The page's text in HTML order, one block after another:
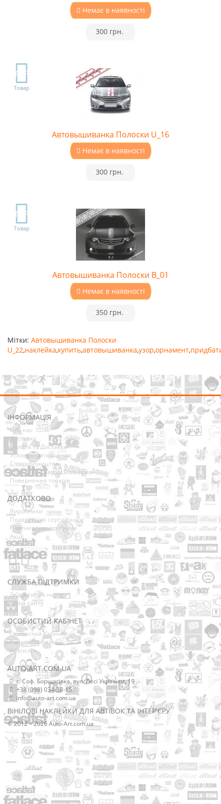
Немає в наявності
300 грн.
TOP
Товар
Автовышиванка Полоски U_16
Немає в наявності
300 грн.
TOP
Товар
Автовышиванка Полоски B_01
Немає в наявності
350 грн.
Мітки: Автовышиванка Полоски
U_22,наклейка,купить,автовышиванка,узор,орнамент,
ІНФОРМАЦІЯ
Про нас
Доставка
Оплата та Доставка
Условия соглашения
Співробітництво
Володарям авторських прав
Повернення товарів
ДОДАТКОВО
Виробники
Подарункові сертифікати
Партнерська програма
Акції
СЛУЖБА ПІДТРИМКИ
Зв’язатися з нами
Мапа сайту
ОСОБИСТИЙ КАБІНЕТ
Особистий Кабінет
Історія замовлень
Розсилка
AUTO-ART.COM.UA
с. Соф. Борщагівка, вул. Лесі Українки, 19
+38 (098) 034-38-15
info@auto-art.com.ua
ВІНІЛОВІ НАКЛЕЙКИ ДЛЯ АВТІВОК ТА ІНТЕР'ЄРУ
© 2012 – 2026 Auto-Art.com.ua